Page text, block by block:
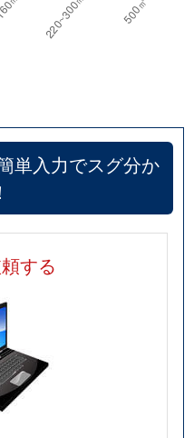
単入力でスグ分か
する